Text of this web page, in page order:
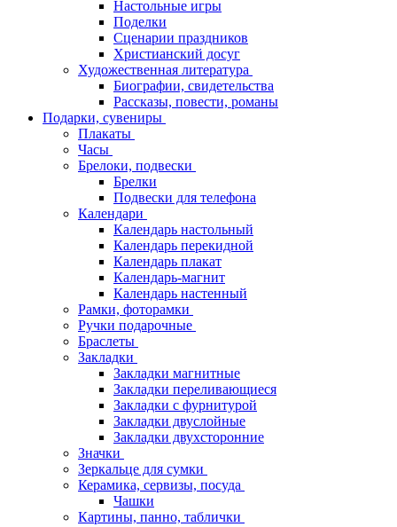
Настольные игры
Поделки
Сценарии праздников
Христианский досуг
Художественная литература
Биографии, свидетельства
Рассказы, повести, романы
Подарки, сувениры
Плакаты
Часы
Брелоки, подвески
Брелки
Подвески для телефона
Календари
Календарь настольный
Календарь перекидной
Календарь плакат
Календарь-магнит
Календарь настенный
Рамки, фоторамки
Ручки подарочные
Браслеты
Закладки
Закладки магнитные
Закладки переливающиеся
Закладки с фурнитурой
Закладки двуслойные
Закладки двухсторонние
Значки
Зеркальце для сумки
Керамика, сервизы, посуда
Чашки
Картины, панно, таблички